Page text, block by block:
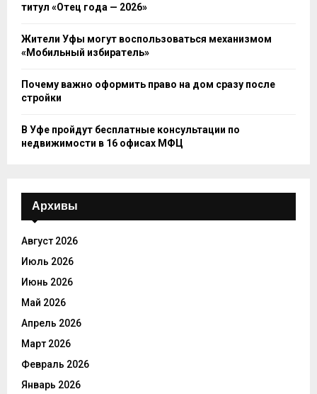
титул «Отец года — 2026»
Жители Уфы могут воспользоваться механизмом
«Мобильный избиратель»
Почему важно оформить право на дом сразу после
стройки
В Уфе пройдут бесплатные консультации по
недвижимости в 16 офисах МФЦ
Архивы
Август 2026
Июль 2026
Июнь 2026
Май 2026
Апрель 2026
Март 2026
Февраль 2026
Январь 2026